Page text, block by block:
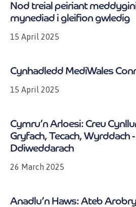
Nod treial peiriant
mynediad i gleifion gwledig
15 April 2025
Cynhadledd MediWales
15 April 2025
Cymru’n Arloesi: Creu
Gryfach, Tecach, Wyrddach
Ddiweddarach
26 March 2025
Anadlu’n Haws: Ateb